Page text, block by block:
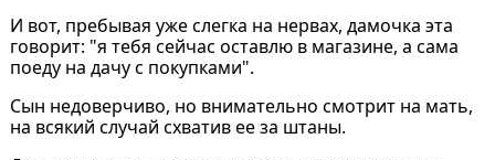
И вот, пребывая уже слегка на нервах, дамочка эта
говорит: "я тебя сейчас оставлю в магазине, а сама
поеду на дачу с покупками".
Сын недоверчиво, но внимательно смотрит на мать,
на всякий случай схватив ее за штаны.